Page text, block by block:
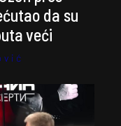
da su
veći